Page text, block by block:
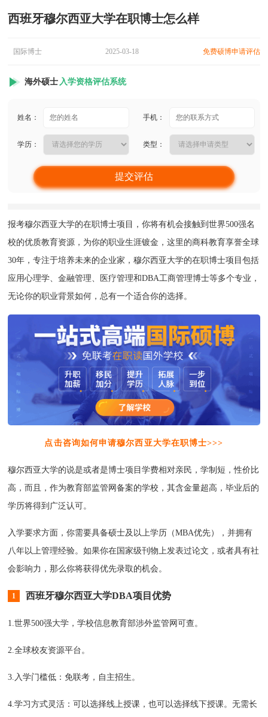
西班牙穆尔西亚大学在职博士怎么样
国际博士 2025-03-18 免费硕博申请评估
海外硕士 入学资格评估系统
姓名： 手机：
学历： 类型：
报考穆尔西亚大学的在职博士项目，你将有机会接触到世界500强名
校的优质教育资源，为你的职业生涯镀金，这里的商科教育享誉全球
30年，专注于培养未来的企业家，穆尔西亚大学的在职博士项目包括
应用心理学、金融管理、医疗管理和DBA工商管理博士等多个专业，
无论你的职业背景如何，总有一个适合你的选择。
点击咨询如何申请穆尔西亚大学在职博士>>>
穆尔西亚大学的说是或者是博士项目学费相对亲民，学制短，性价比
高，而且，作为教育部监管网备案的学校，其含金量超高，毕业后的
学历将得到广泛认可。
入学要求方面，你需要具备硕士及以上学历（MBA优先），并拥有
八年以上管理经验。如果你在国家级刊物上发表过论文，或者具有社
会影响力，那么你将获得优先录取的机会。
1 西班牙穆尔西亚大学DBA项目优势
1.世界500强大学，学校信息教育部涉外监管网可查。
2.全球校友资源平台。
3.入学门槛低：免联考，自主招生。
4.学习方式灵活：可以选择线上授课，也可以选择线下授课。无需长